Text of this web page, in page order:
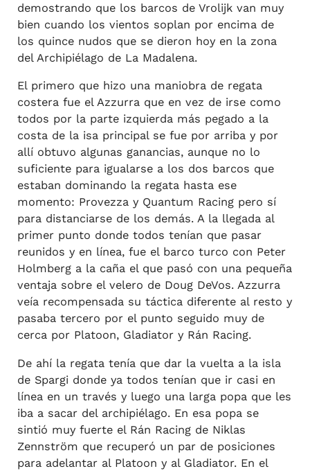
demostrando que los barcos de Vrolijk van muy
bien cuando los vientos soplan por encima de
los quince nudos que se dieron hoy en la zona
del Archipiélago de La Madalena.
El primero que hizo una maniobra de regata
costera fue el Azzurra que en vez de irse como
todos por la parte izquierda más pegado a la
costa de la isa principal se fue por arriba y por
allí obtuvo algunas ganancias, aunque no lo
suficiente para igualarse a los dos barcos que
estaban dominando la regata hasta ese
momento: Provezza y Quantum Racing pero sí
para distanciarse de los demás. A la llegada al
primer punto donde todos tenían que pasar
reunidos y en línea, fue el barco turco con Peter
Holmberg a la caña el que pasó con una pequeña
ventaja sobre el velero de Doug DeVos. Azzurra
veía recompensada su táctica diferente al resto y
pasaba tercero por el punto seguido muy de
cerca por Platoon, Gladiator y Rán Racing.
De ahí la regata tenía que dar la vuelta a la isla
de Spargi donde ya todos tenían que ir casi en
línea en un través y luego una larga popa que les
iba a sacar del archipiélago. En esa popa se
sintió muy fuerte el Rán Racing de Niklas
Zennström que recuperó un par de posiciones
para adelantar al Platoon y al Gladiator. En el